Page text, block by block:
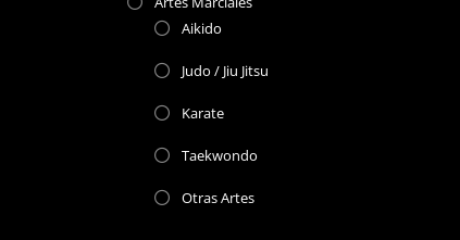
Aikido
Judo / Jiu Jitsu
Karate
Taekwondo
Otras Artes